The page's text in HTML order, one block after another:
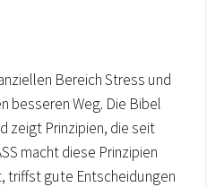
Bereich Stress und
besseren Weg. Die Bibel
zeigt Prinzipien, die seit
macht diese Prinzipien
triffst gute Entscheidungen